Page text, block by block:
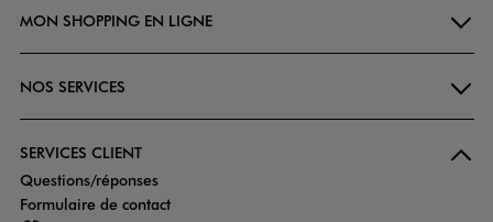
MON SHOPPING EN LIGNE
NOS SERVICES
SERVICES CLIENT
Questions/réponses
Formulaire de contact